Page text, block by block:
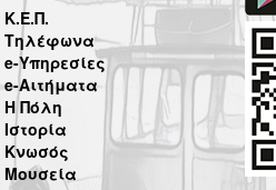
Κ.Ε.Π.
Τηλέφωνα
e-Υπηρεσίες
e-Αιτήματα
Η Πόλη
Ιστορία
Κνωσός
Μουσεία